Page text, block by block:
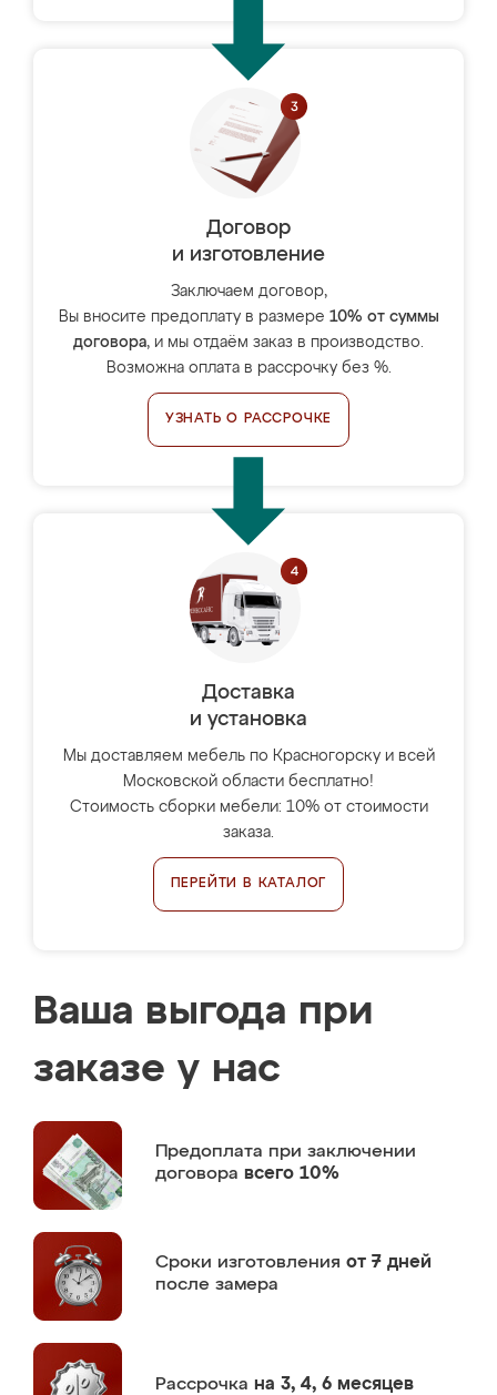
Договор
и изготовление
Заключаем договор,
Вы вносите предоплату в размере 10% от суммы
договора, и мы отдаём заказ в производство.
Возможна оплата в рассрочку без %.
УЗНАТЬ О РАССРОЧКЕ
Доставка
и установка
Мы доставляем мебель по Красногорску и всей
Московской области бесплатно!
Стоимость сборки мебели: 10% от стоимости
заказа.
ПЕРЕЙТИ В КАТАЛОГ
Ваша выгода при
заказе у нас
Предоплата при заключении
договора всего 10%
Сроки изготовления от 7 дней
после замера
Рассрочка на 3, 4, 6 месяцев